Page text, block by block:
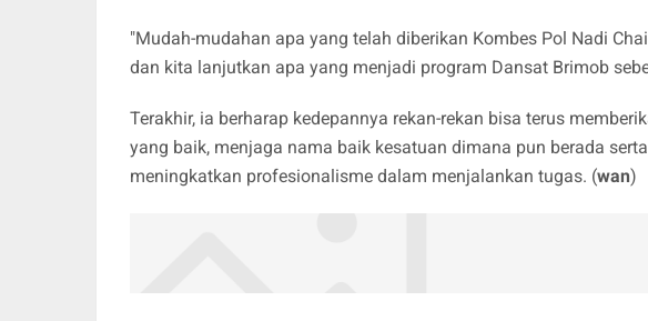
"Mudah-mudahan apa yang telah diberikan Kombes Pol Nadi
dan kita lanjutkan apa yang menjadi program Dansat Brimob
Terakhir, ia berharap kedepannya rekan-rekan bisa terus
yang baik, menjaga nama baik kesatuan dimana pun berada
meningkatkan profesionalisme dalam menjalankan tugas. (wan)